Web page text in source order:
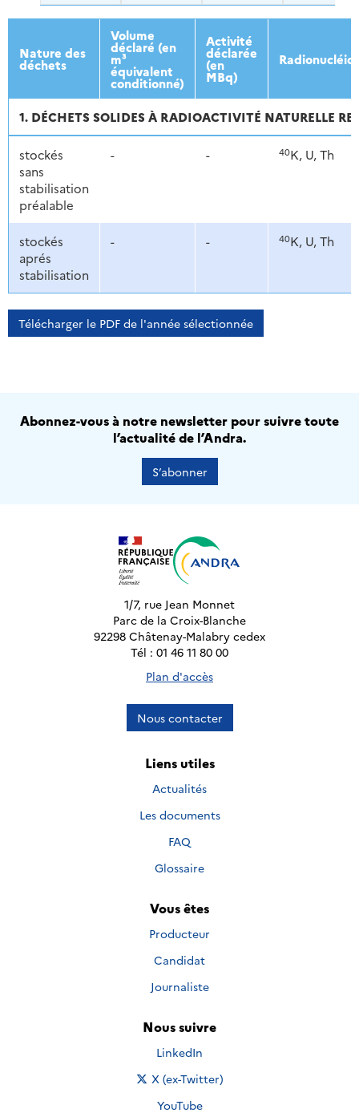
Nature des
déchets
Volume
déclaré (en
m³
équivalent
conditionné)
Activité
déclarée
(en
MBq)
1. DÉCHETS SOLIDES À RADIOACTIVITÉ NATURELLE
stockés
sans
stabilisation
préalable
- - 40K, U, Th
stockés
aprés
stabilisation
- - 40K, U, Th
Télécharger le PDF de l'année sélectionnée
Abonnez-vous à notre newsletter pour suivre toute
l’actualité de l’Andra.
S’abonner
1/7, rue Jean Monnet
Parc de la Croix-Blanche
92298 Châtenay-Malabry cedex
Tél : 01 46 11 80 00
Plan d'accès
Nous contacter
Liens utiles
Actualités
Les documents
FAQ
Glossaire
Vous êtes
Producteur
Candidat
Journaliste
Nous suivre
Nous suivre sur
LinkedIn
Nous suivre sur
X (ex-Twitter)
Nous suivre sur
YouTube